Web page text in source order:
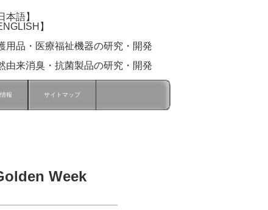
本語】
】
用品・医療福祉機器の研究・開発
由来消臭・抗菌製品の研究・開発
報 サイトマップ
Week